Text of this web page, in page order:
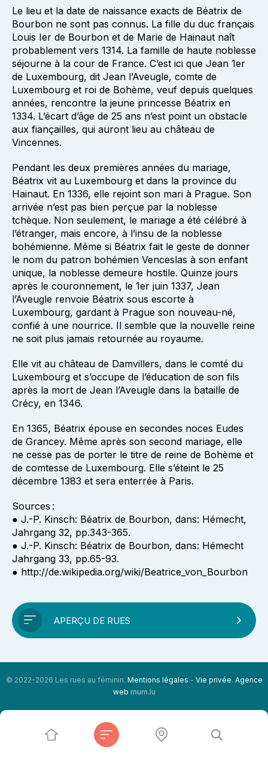
Le lieu et la date de naissance exacts de Béatrix de
Bourbon ne sont pas connus. La fille du duc français
Louis Ier de Bourbon et de Marie de Hainaut naît
probablement vers 1314. La famille de haute noblesse
séjourne à la cour de France. C’est ici que Jean 1er
de Luxembourg, dit Jean l’Aveugle, comte de
Luxembourg et roi de Bohème, veuf depuis quelques
années, rencontre la jeune princesse Béatrix en
1334. L’écart d’âge de 25 ans n’est point un obstacle
aux fiançailles, qui auront lieu au château de
Vincennes.
Pendant les deux premières années du mariage,
Béatrix vit au Luxembourg et dans la province du
Hainaut. En 1336, elle rejoint son mari à Prague. Son
arrivée n’est pas bien perçue par la noblesse
tchèque. Non seulement, le mariage a été célébré à
l’étranger, mais encore, à l’insu de la noblesse
bohémienne. Même si Béatrix fait le geste de donner
le nom du patron bohémien Venceslas à son enfant
unique, la noblesse demeure hostile. Quinze jours
après le couronnement, le 1er juin 1337, Jean
l’Aveugle renvoie Béatrix sous escorte à
Luxembourg, gardant à Prague son nouveau-né,
confié à une nourrice. Il semble que la nouvelle reine
ne soit plus jamais retournée au royaume.
Elle vit au château de Damvillers, dans le comté du
Luxembourg et s’occupe de l’éducation de son fils
après la mort de Jean l’Aveugle dans la bataille de
Crécy, en 1346.
En 1365, Béatrix épouse en secondes noces Eudes
de Grancey. Même après son second mariage, elle
ne cesse pas de porter le titre de reine de Bohème et
de comtesse de Luxembourg. Elle s’éteint le 25
décembre 1383 et sera enterrée à Paris.
Sources :
● J.-P. Kinsch: Béatrix de Bourbon, dans: Hémecht,
Jahrgang 32, pp.343-365.
● J.-P. Kinsch: Béatrix de Bourbon, dans: Hémecht
Jahrgang 33, pp.65-93.
● http://de.wikipedia.org/wiki/Beatrice_von_Bourbon
APERÇU DE RUES
© 2022-2026 Les rues au féminin. Mentions légales - Vie privée. Agence
web mum.lu